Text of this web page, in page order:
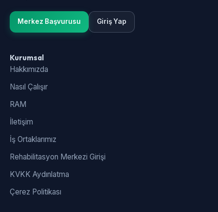
Merkez Başvurusu Giriş Yap
Kurumsal
Hakkımızda
Nasıl Çalışır
RAM
İletişim
İş Ortaklarımız
Rehabilitasyon Merkezi Girişi
KVKK Aydınlatma
Çerez Politikası